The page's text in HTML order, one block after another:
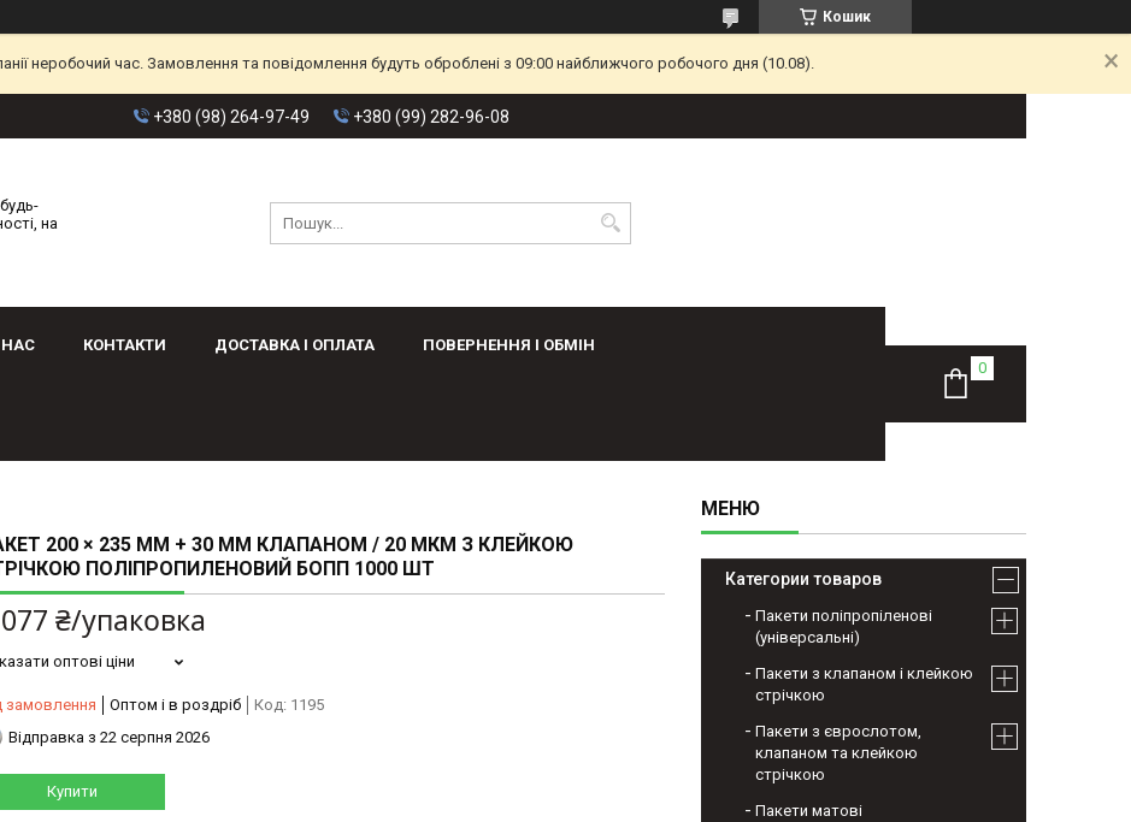
Кошик
неробочий час. Замовлення та повідомлення будуть оброблені з 09:00 найближчого робочого дня (10.08).
+380 (98) 264-97-49 +380 (99) 282-96-08
на
КОНТАКТИ ДОСТАВКА І ОПЛАТА ПОВЕРНЕННЯ І ОБМІН
200 × 235 ММ + 30 ММ КЛАПАНОМ / 20 МКМ З КЛЕЙКОЮ
ПОЛІПРОПИЛЕНОВИЙ БОПП 1000 ШТ
₴/упаковка
оптові ціни
замовлення Оптом і в роздріб Код: 1195
Відправка з 22 серпня 2026
Купити
Категории товаров
Пакети поліпропіленові
(універсальні)
Пакети з клапаном і клейкою
стрічкою
Пакети з єврослотом,
клапаном та клейкою
стрічкою
Пакети матові